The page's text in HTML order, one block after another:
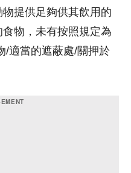
提供足夠供其飲用的
物，未有按照規定為
/適當的遮蔽處/關押於